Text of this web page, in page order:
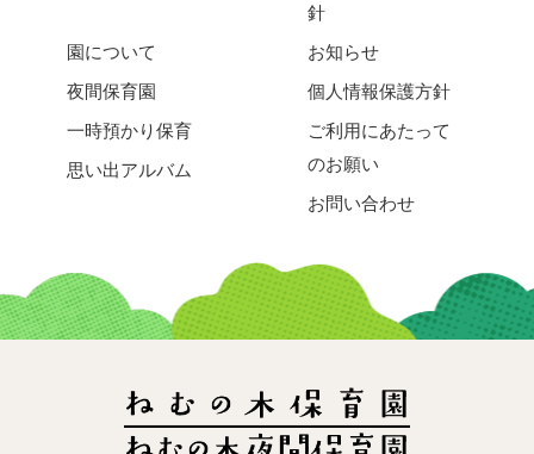
針
園について
夜間保育園
一時預かり保育
思い出アルバム
お知らせ
個人情報保護方針
ご利用にあたって
のお願い
お問い合わせ